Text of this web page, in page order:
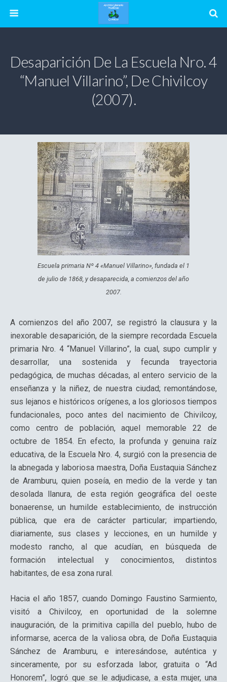
Desaparición De La Escuela Nro. 4
“Manuel Villarino”, De Chivilcoy
(2007).
Escuela primaria Nº 4 «Manuel Villarino», fundada el 1
de julio de 1868, y desaparecida, a comienzos del año
2007.
A comienzos del año 2007, se registró la clausura y la
inexorable desaparición, de la siempre recordada Escuela
primaria Nro. 4 “Manuel Villarino”, la cual, supo cumplir y
desarrollar, una sostenida y fecunda trayectoria
pedagógica, de muchas décadas, al entero servicio de la
enseñanza y la niñez, de nuestra ciudad; remontándose,
sus lejanos e históricos orígenes, a los gloriosos tiempos
fundacionales, poco antes del nacimiento de Chivilcoy,
como centro de población, aquel memorable 22 de
octubre de 1854. En efecto, la profunda y genuina raíz
educativa, de la Escuela Nro. 4, surgió con la presencia de
la abnegada y laboriosa maestra, Doña Eustaquia Sánchez
de Aramburu, quien poseía, en medio de la verde y tan
desolada llanura, de esta región geográfica del oeste
bonaerense, un humilde establecimiento, de instrucción
pública, que era de carácter particular; impartiendo,
diariamente, sus clases y lecciones, en un humilde y
modesto rancho, al que acudían, en búsqueda de
formación intelectual y conocimientos, distintos
habitantes, de esa zona rural.
Hacia el año 1857, cuando Domingo Faustino Sarmiento,
visitó a Chivilcoy, en oportunidad de la solemne
inauguración, de la primitiva capilla del pueblo, hubo de
informarse, acerca de la valiosa obra, de Doña Eustaquia
Sánchez de Aramburu, e interesándose, auténtica y
sinceramente, por su esforzada labor, gratuita o “Ad
Honorem”, logró que se le adjudicase, a esta mujer, una